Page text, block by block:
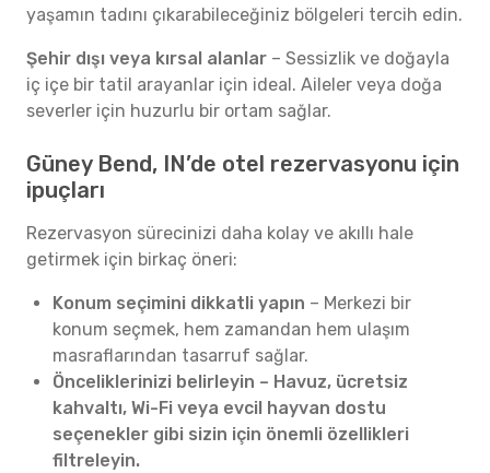
yaşamın tadını çıkarabileceğiniz bölgeleri tercih edin.
Şehir dışı veya kırsal alanlar – Sessizlik ve doğayla
iç içe bir tatil arayanlar için ideal. Aileler veya doğa
severler için huzurlu bir ortam sağlar.
Güney Bend, IN’de otel rezervasyonu için
ipuçları
Rezervasyon sürecinizi daha kolay ve akıllı hale
getirmek için birkaç öneri:
Konum seçimini dikkatli yapın – Merkezi bir
konum seçmek, hem zamandan hem ulaşım
masraflarından tasarruf sağlar.
Önceliklerinizi belirleyin – Havuz, ücretsiz
kahvaltı, Wi-Fi veya evcil hayvan dostu
seçenekler gibi sizin için önemli özellikleri
filtreleyin.